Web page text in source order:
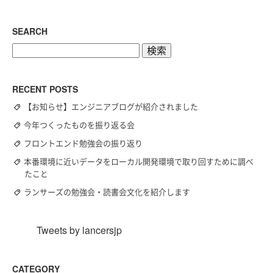
SEARCH
RECENT POSTS
【お知らせ】エンジニアブログが紹介されました
今年つくったものを振り返る会
フロントエンド勉強会の振り返り
本番環境に近いデータをローカル開発環境で取り回すために調べ
たこと
ランサーズの勉強会・読書会文化を紹介します
Tweets by lancersjp
CATEGORY